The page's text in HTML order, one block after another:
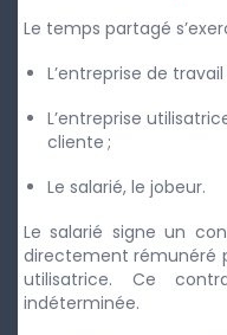
Le temps partagé
L’entreprise de
L’entreprise
cliente ;
Le salarié, le jobeur.
Le salarié signe un
directement rémunéré
utilisatrice. Ce
indéterminée.